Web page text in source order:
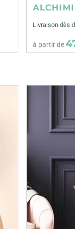
Livraison dès
à partir de